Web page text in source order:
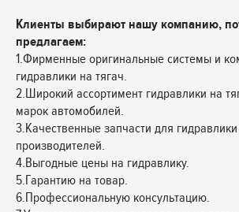
Клиенты выбирают нашу компанию,
предлагаем:
1.Фирменные оригинальные системы и
гидравлики на тягач.
2.Широкий ассортимент гидравлики на
марок автомобилей.
3.Качественные запчасти для
производителей.
4.Выгодные цены на гидравлику.
5.Гарантию на товар.
6.Профессиональную консультацию.